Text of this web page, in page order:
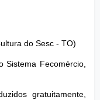
do Sesc - TO)
Sistema Fecomércio,
gratuitamente,